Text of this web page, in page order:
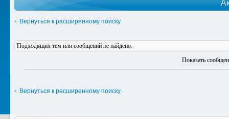
Вернуться к расширенному поиску
Подходящих тем или сообщений не найдено.
Показать
Вернуться к расширенному поиску